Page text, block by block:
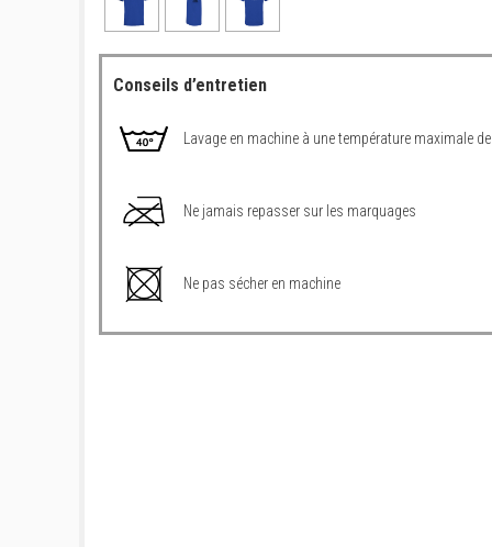
Conseils d’entretien
Lavage en machine à une température maximale
Ne jamais repasser sur les marquages
Ne pas sécher en machine